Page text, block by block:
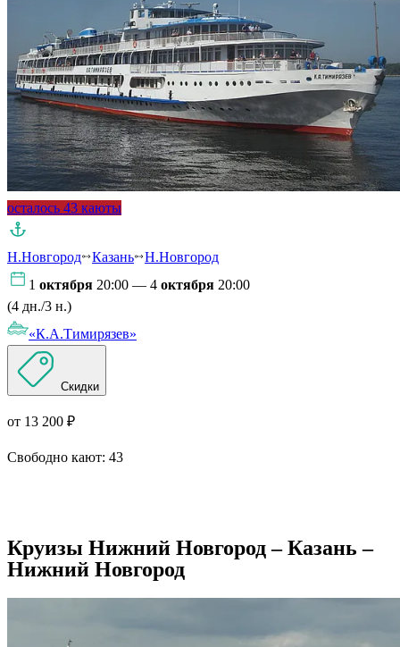
осталось 43 каюты
Н.Новгород Казань
Н.Новгород
1 октября 20:00 — 4 октября 20:00
(4 дн./3 н.)
«К.А.Тимирязев»
Скидки
от 13 200 ₽
Свободно кают: 43
Круизы Нижний Новгород – Казань –
Нижний Новгород